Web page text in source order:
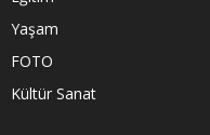
Yaşam
FOTO
Kültür Sanat